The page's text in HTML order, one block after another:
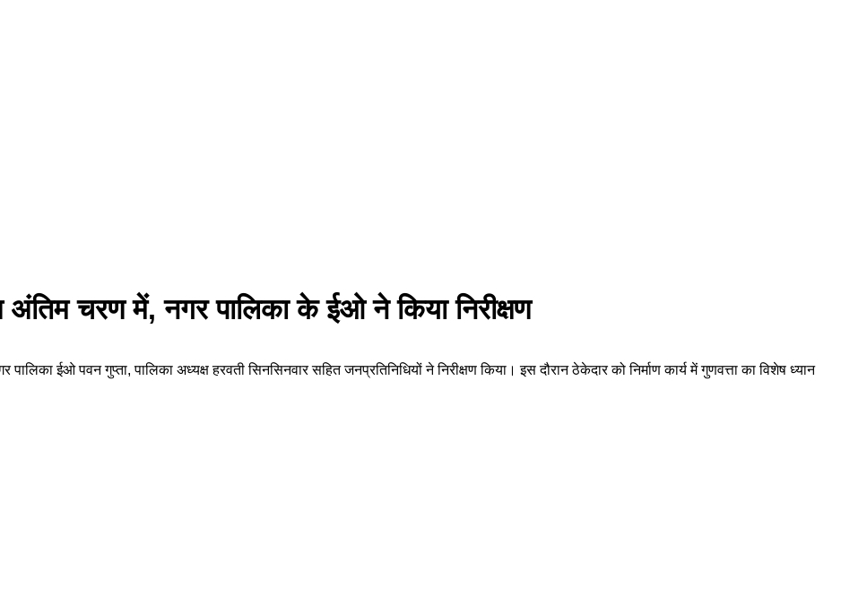
चरण में, नगर पालिका के ईओ ने किया निरीक्षण
ईओ पवन गुप्ता, पालिका अध्यक्ष हरवती सिनसिनवार सहित जनप्रतिनिधियों ने निरीक्षण किया। इस दौरान ठेकेदार को निर्माण कार्य में गुणवत्ता का विशेष ध्यान